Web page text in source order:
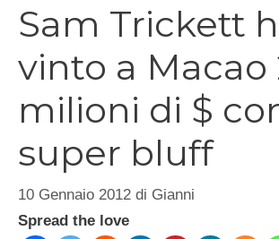
Sam Trickett
vinto a Macao
milioni di $
super bluff
10 Gennaio 2012 di Gianni
Spread the love